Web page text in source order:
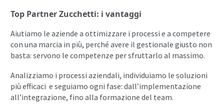
Top Partner Zucchetti: i vantaggi
Aiutiamo le aziende a ottimizzare i processi e a competere
con una marcia in più, perché avere il gestionale giusto non
basta: servono le competenze per sfruttarlo al massimo.
Analizziamo i processi aziendali, individuiamo le soluzioni
più efficaci e seguiamo ogni fase: dall’implementazione
all’integrazione, fino alla formazione del team.